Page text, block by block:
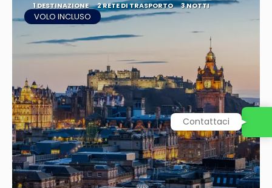
1 DESTINAZIONE 2 RETE DI TRASPORTO 3 NOTTI
VOLO INCLUSO
Contattaci